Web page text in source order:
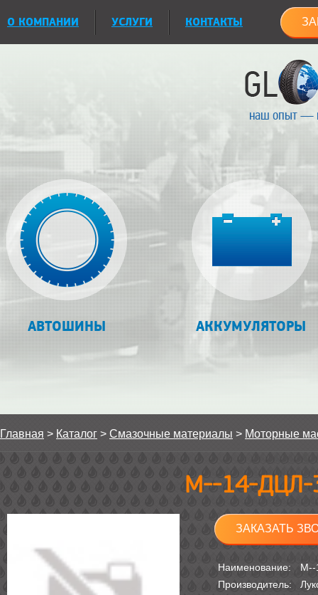
О КОМПАНИИ УСЛУГИ КОНТАКТЫ
наш опыт —
АВТОШИНЫ АККУМУЛЯТОРЫ
Главная > Каталог > Смазочные материалы > Моторные
М--14-ДЦЛ-
ЗАКАЗАТЬ
Наименование:
М--
Производитель: